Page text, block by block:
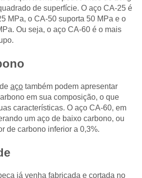
de superfície. O aço CA-25 é
MPa, o CA-50 suporta 50 MPa e o
Ou seja, o aço CA-60 é o mais
aço também podem apresentar
em sua composição, o que
características. O aço CA-60, em
um aço de baixo carbono, ou
de carbono inferior a 0,3%.
já venha fabricada e cortada no